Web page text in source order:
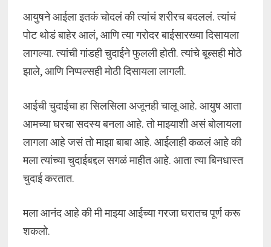
आयुषने आईला इतकं चोदलं की त्यांचं शरीरच बदललं. त्यांचं
पोट थोडं बाहेर आलं, आणि त्या गरोदर बाईसारख्या दिसायला
लागल्या. त्यांची गांडही चुदाईने फुलली होती. त्यांचे बूब्सही मोठे
झाले, आणि निप्पल्सही मोठी दिसायला लागली.
आईची चुदाईचा हा सिलसिला अजूनही चालू आहे. आयुष आता
आमच्या घरचा सदस्य बनला आहे. तो माझ्याशी असं बोलायला
लागला आहे जसं तो माझा बाबा आहे. आईलाही कळलं आहे की
मला त्यांच्या चुदाईबद्दल सगळं माहीत आहे. आता त्या बिनधास्त
चुदाई करतात.
मला आनंद आहे की मी माझ्या आईच्या गरजा घरातच पूर्ण करू
शकलो.